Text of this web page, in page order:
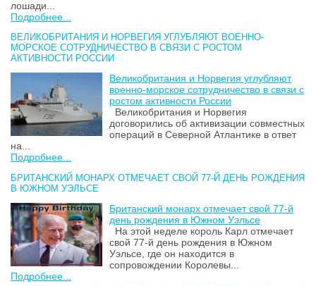
лошади...
Подробнее...
ВЕЛИКОБРИТАНИЯ И НОРВЕГИЯ УГЛУБЛЯЮТ ВОЕННО-
МОРСКОЕ СОТРУДНИЧЕСТВО В СВЯЗИ С РОСТОМ
АКТИВНОСТИ РОССИИ
Великобритания и Норвегия углубляют
военно-морское сотрудничество в связи с
ростом активности России
Великобритания и Норвегия
договорились об активизации совместных
операций в Северной Атлантике в ответ
на...
Подробнее...
БРИТАНСКИЙ МОНАРХ ОТМЕЧАЕТ СВОЙ 77-Й ДЕНЬ РОЖДЕНИЯ
В ЮЖНОМ УЭЛЬСЕ
Британский монарх отмечает свой 77-й
день рождения в Южном Уэльсе
На этой неделе король Карл отмечает
свой 77-й день рождения в Южном
Уэльсе, где он находится в
сопровождении Королевы...
Подробнее...